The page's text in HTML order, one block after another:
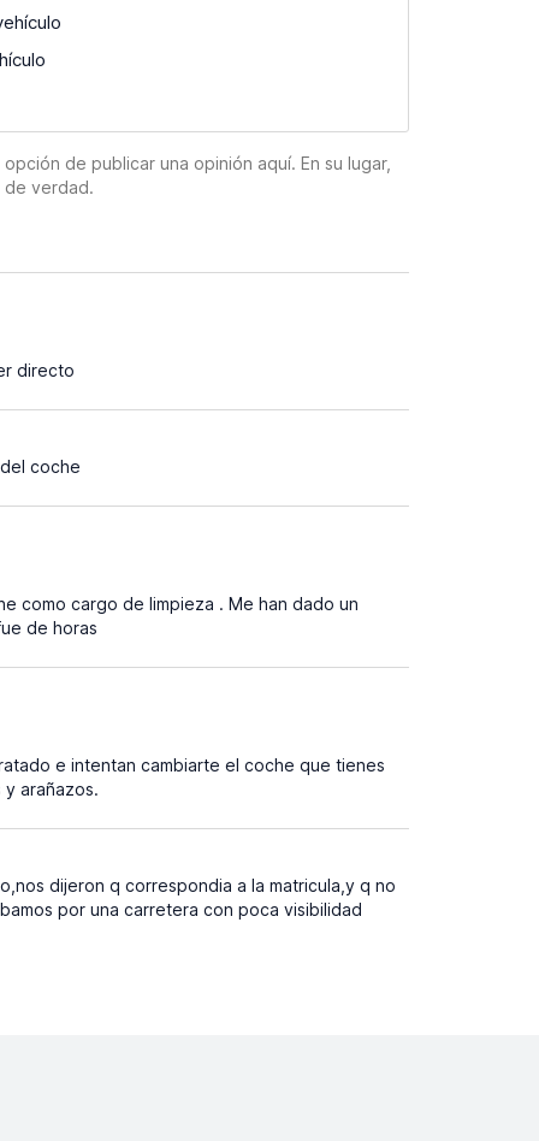
de publicar una opinión aquí. En su lugar,
de verdad.
directo
coche
como cargo de limpieza . Me han dado un
de horas
e intentan cambiarte el coche que tienes
arañazos.
dijeron q correspondia a la matricula,y q no
por una carretera con poca visibilidad